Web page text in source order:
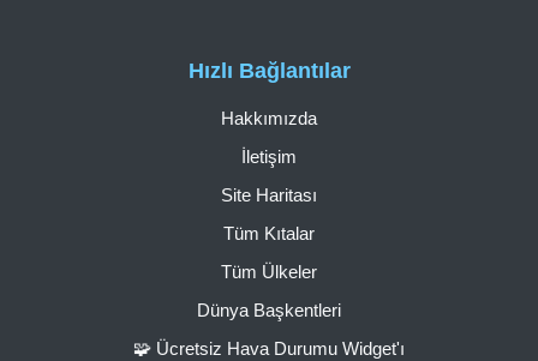
Hızlı Bağlantılar
Hakkımızda
İletişim
Site Haritası
Tüm Kıtalar
Tüm Ülkeler
Dünya Başkentleri
🧩 Ücretsiz Hava Durumu Widget'ı